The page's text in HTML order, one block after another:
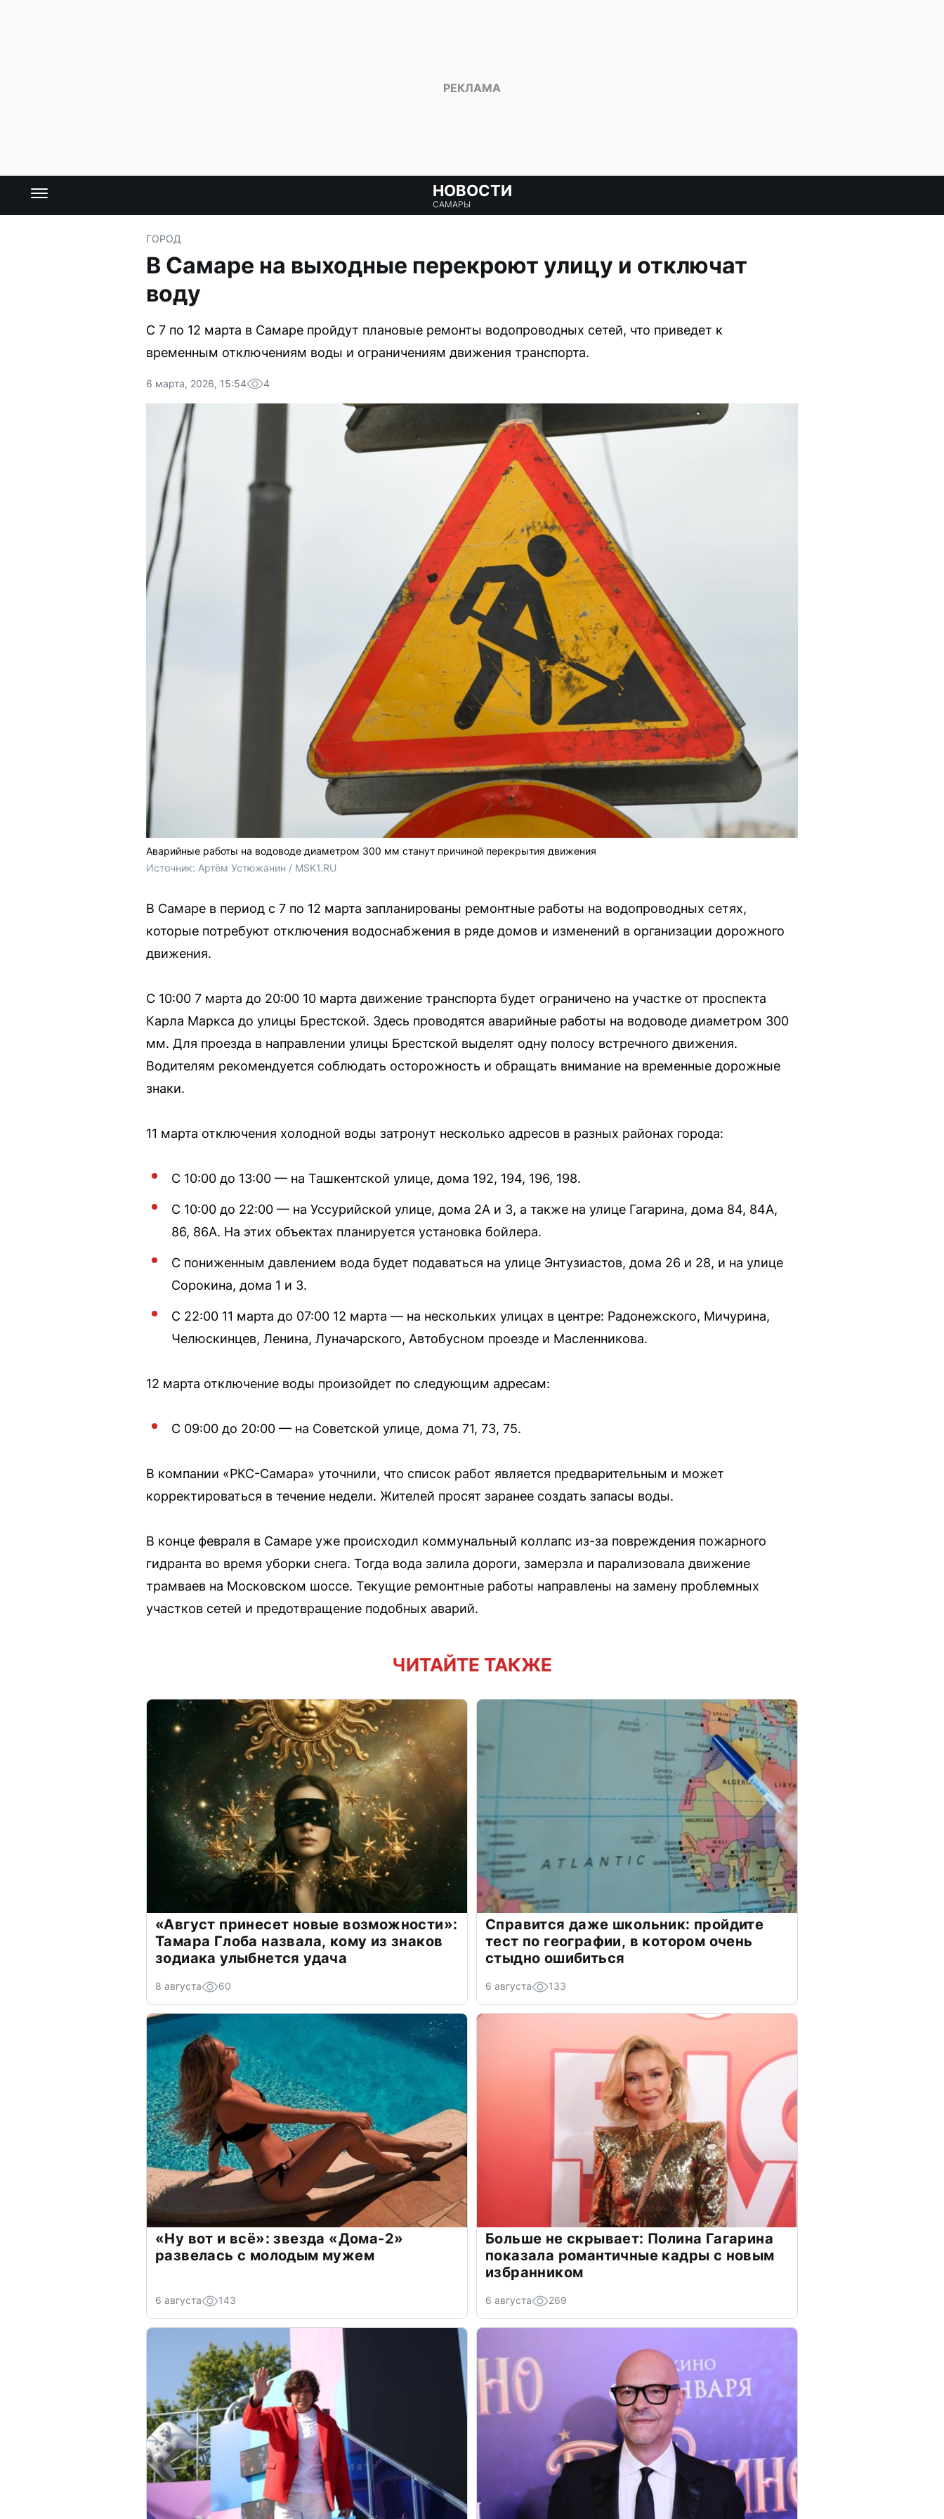
НОВОСТИ
САМАРЫ
ГОРОД
В Самаре на выходные перекроют улицу и отключат
воду
С 7 по 12 марта в Самаре пройдут плановые ремонты водопроводных сетей, что приведет к
временным отключениям воды и ограничениям движения транспорта.
6 марта, 2026, 15:54 4
Аварийные работы на водоводе диаметром 300 мм станут причиной перекрытия движения
Источник: Артём Устюжанин / MSK1.RU
В Самаре в период с 7 по 12 марта запланированы ремонтные работы на водопроводных сетях,
которые потребуют отключения водоснабжения в ряде домов и изменений в организации дорожного
движения.
С 10:00 7 марта до 20:00 10 марта движение транспорта будет ограничено на участке от проспекта
Карла Маркса до улицы Брестской. Здесь проводятся аварийные работы на водоводе диаметром 300
мм. Для проезда в направлении улицы Брестской выделят одну полосу встречного движения.
Водителям рекомендуется соблюдать осторожность и обращать внимание на временные дорожные
знаки.
11 марта отключения холодной воды затронут несколько адресов в разных районах города:
С 10:00 до 13:00 — на Ташкентской улице, дома 192, 194, 196, 198.
С 10:00 до 22:00 — на Уссурийской улице, дома 2А и 3, а также на улице Гагарина, дома 84, 84А,
86, 86А. На этих объектах планируется установка бойлера.
С пониженным давлением вода будет подаваться на улице Энтузиастов, дома 26 и 28, и на улице
Сорокина, дома 1 и 3.
С 22:00 11 марта до 07:00 12 марта — на нескольких улицах в центре: Радонежского, Мичурина,
Челюскинцев, Ленина, Луначарского, Автобусном проезде и Масленникова.
12 марта отключение воды произойдет по следующим адресам:
С 09:00 до 20:00 — на Советской улице, дома 71, 73, 75.
В компании «РКС-Самара» уточнили, что список работ является предварительным и может
корректироваться в течение недели. Жителей просят заранее создать запасы воды.
В конце февраля в Самаре уже происходил коммунальный коллапс из-за повреждения пожарного
гидранта во время уборки снега. Тогда вода залила дороги, замерзла и парализовала движение
трамваев на Московском шоссе. Текущие ремонтные работы направлены на замену проблемных
участков сетей и предотвращение подобных аварий.
ЧИТАЙТЕ ТАКЖЕ
«Август принесет новые возможности»:
Тамара Глоба назвала, кому из знаков
зодиака улыбнется удача
8 августа 60
Справится даже школьник: пройдите
тест по географии, в котором очень
стыдно ошибиться
6 августа 133
«Ну вот и всё»: звезда «Дома-2»
развелась с молодым мужем
6 августа 143
Больше не скрывает: Полина Гагарина
показала романтичные кадры с новым
избранником
6 августа 269